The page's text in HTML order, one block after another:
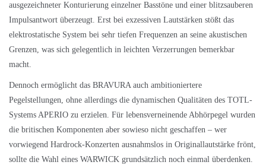
ausgezeichneter Konturierung einzelner Basstöne und einer blitzsauberen
Impulsantwort überzeugt. Erst bei exzessiven Lautstärken stößt das
elektrostatische System bei sehr tiefen Frequenzen an seine akustischen
Grenzen, was sich gelegentlich in leichten Verzerrungen bemerkbar
macht.
Dennoch ermöglicht das BRAVURA auch ambitioniertere
Pegelstellungen, ohne allerdings die dynamischen Qualitäten des TOTL-
Systems APERIO zu erzielen. Für lebensverneinende Abhörpegel wurden
die britischen Komponenten aber sowieso nicht geschaffen – wer
vorwiegend Hardrock-Konzerten ausnahmslos in Originallautstärke frönt,
sollte die Wahl eines WARWICK grundsätzlich noch einmal überdenken.